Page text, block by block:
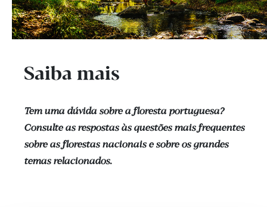
Saiba mais
Tem uma dúvida sobre a floresta portuguesa?
Consulte as respostas às questões mais frequentes
sobre as florestas nacionais e sobre os grandes
temas relacionados.